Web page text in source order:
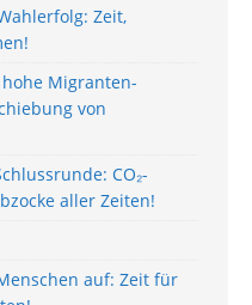
Zeit,
Migranten-
von
CO₂-
aller Zeiten!
auf: Zeit für